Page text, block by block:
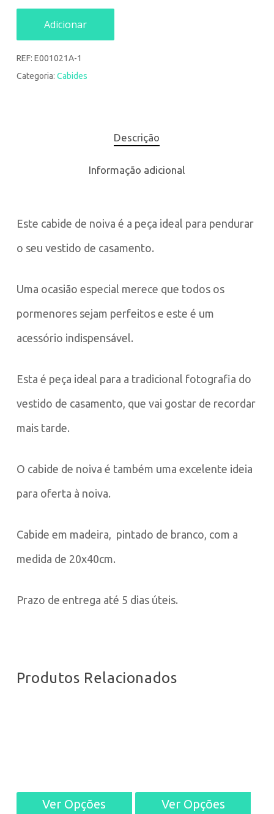
Adicionar
REF: E001021A-1
Categoria: Cabides
Descrição
Informação adicional
Este cabide de noiva é a peça ideal para pendurar
o seu vestido de casamento.
Uma ocasião especial merece que todos os
pormenores sejam perfeitos e este é um
acessório indispensável.
Esta é peça ideal para a tradicional fotografia do
vestido de casamento, que vai gostar de recordar
mais tarde.
O cabide de noiva é também uma excelente ideia
para oferta à noiva.
Cabide em madeira, pintado de branco, com a
medida de 20x40cm.
Prazo de entrega até 5 dias úteis.
Produtos Relacionados
Ver Opções Ver Opções